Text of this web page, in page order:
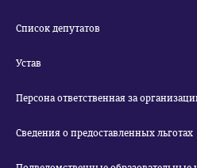
Список депутатов
Устав
Персона ответственная за
Сведения о предоставленных льготах